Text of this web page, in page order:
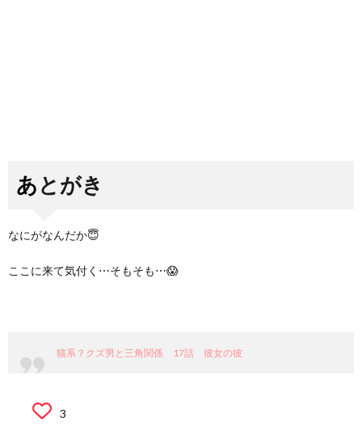
あとがき
なにがなんだか😇
ここに来て気付く⋯そもそも⋯😱
猫系？クズ男と三角関係 17話 彼女の彼
3